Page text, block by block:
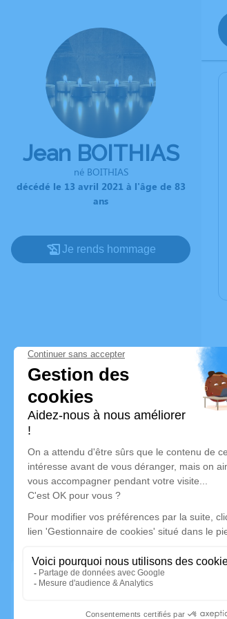
Jean BOITHIAS
né BOITHIAS
décédé le 13 avril 2021 à l'âge de 83
ans
Je rends hommage